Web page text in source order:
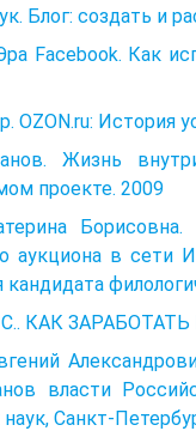
Блог: создать и
Facebook. Как
OZON.ru: История
Жизнь
проекте. 2009
аукциона в сети
КАК ЗАРАБОТАТЬ
власти
наук, Санкт-